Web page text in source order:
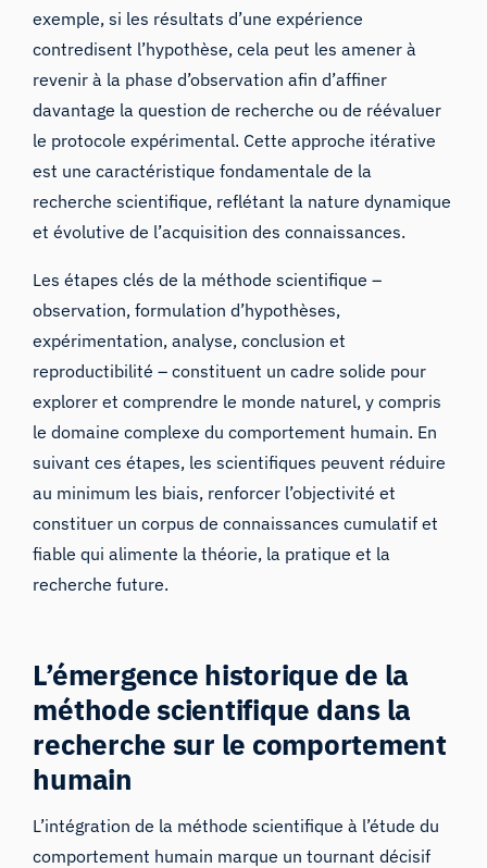
exemple, si les résultats d’une expérience
contredisent l’hypothèse, cela peut les amener à
revenir à la phase d’observation afin d’affiner
davantage la question de recherche ou de réévaluer
le protocole expérimental. Cette approche itérative
est une caractéristique fondamentale de la
recherche scientifique, reflétant la nature dynamique
et évolutive de l’acquisition des connaissances.
Les étapes clés de la méthode scientifique –
observation, formulation d’hypothèses,
expérimentation, analyse, conclusion et
reproductibilité – constituent un cadre solide pour
explorer et comprendre le monde naturel, y compris
le domaine complexe du comportement humain. En
suivant ces étapes, les scientifiques peuvent réduire
au minimum les biais, renforcer l’objectivité et
constituer un corpus de connaissances cumulatif et
fiable qui alimente la théorie, la pratique et la
recherche future.
L’émergence historique de la
méthode scientifique dans la
recherche sur le comportement
humain
L’intégration de la méthode scientifique à l’étude du
comportement humain marque un tournant décisif